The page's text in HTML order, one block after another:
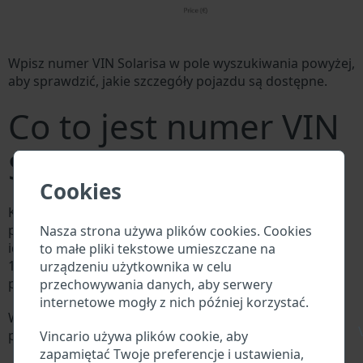
Cookies
Nasza strona używa plików cookies. Cookies
to małe pliki tekstowe umieszczane na
urządzeniu użytkownika w celu
przechowywania danych, aby serwery
internetowe mogły z nich później korzystać.
Vincario używa plików cookie, aby
zapamiętać Twoje preferencje i ustawienia,
Wpisz numer VIN Solarisa w pole wyszukiwania powyżej,
aby sprawdzić, jakie szczegóły pojazdu są dostępne.
Co to jest numer VIN
Solarisa?
Każdy producent Solarisa przypisuje każdemu
pojazdowi unikalny identyfikator zwany numerem
identyfikacyjnym pojazdu (VIN). Numer VIN składa się z
17 cyfr i składa się z liter i cyfr zawierających
podstawowe informacje o pojeździe.
Wszystkie bazy danych w branży motoryzacyjnej
przeszukują VIN:
Baza danych producenta Solarisa